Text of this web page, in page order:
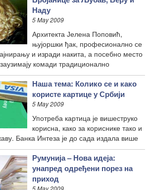
Наду
5 May 2009
Архитекта Јелена Поповић,
њујоршки ђак, професионално се
и изради накита, а посебно место
комади традиционално
Наша тема: Колико се и како
користе картице у Србији
5 May 2009
Употреба картица је вишеструко
корисна, како за кориснике тако и
Банка Интеза је до сада издала више
Румунија – Нова идеја:
унапред одређени порез на
приход
5 May 2009